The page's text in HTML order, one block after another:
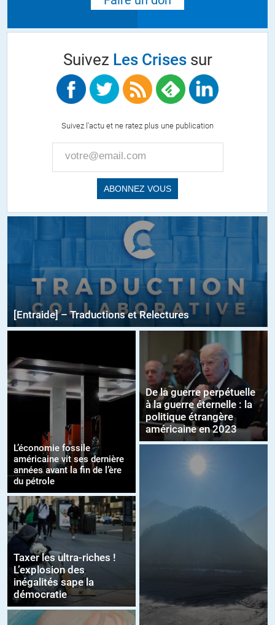
Suivez Les Crisessur
Suivez l'actu et ne ratez plus une publication
[Entraide] – Traductions et Relectures
L’économie fossile
américaine vit ses dernière
années avant la fin de l’ère
du pétrole
Taxer les ultra-riches !
L’explosion des
inégalités sape la
démocratie
De la guerre perpétuelle
à la guerre éternelle : la
politique étrangère
américaine en 2023